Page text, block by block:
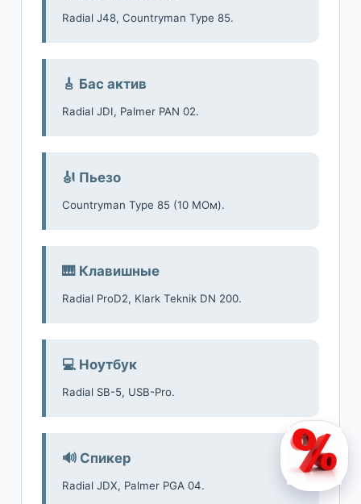
Radial J48, Countryman Type 85.
🎸 Бас актив
Radial JDI, Palmer PAN 02.
🎻 Пьезо
Countryman Type 85 (10 МОм).
🎹 Клавишные
Radial ProD2, Klark Teknik DN 200.
💻 Ноутбук
Radial SB-5, USB-Pro.
🔊 Спикер
Radial JDX, Palmer PGA 04.